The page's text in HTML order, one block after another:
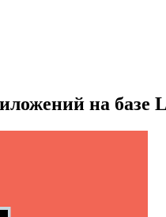
на базе